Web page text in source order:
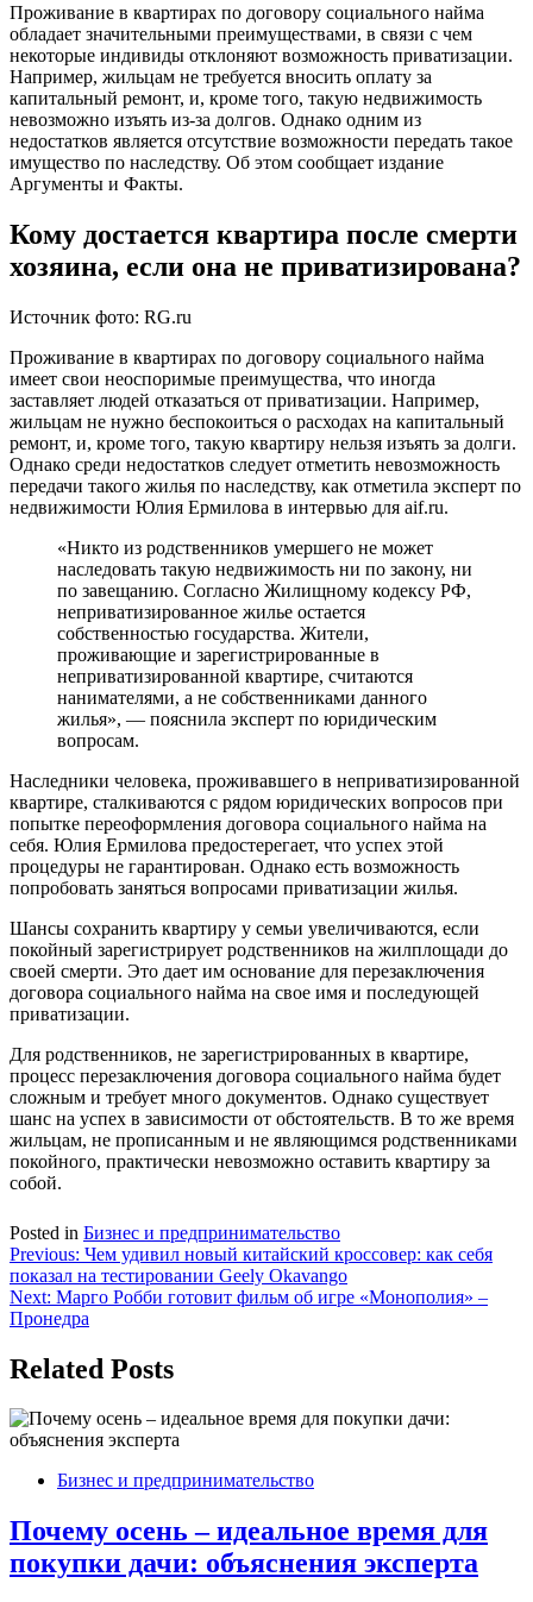
Проживание в квартирах по договору социального найма
обладает значительными преимуществами, в связи с чем
некоторые индивиды отклоняют возможность приватизации.
Например, жильцам не требуется вносить оплату за
капитальный ремонт, и, кроме того, такую недвижимость
невозможно изъять из-за долгов. Однако одним из
недостатков является отсутствие возможности передать такое
имущество по наследству. Об этом сообщает издание
Аргументы и Факты.
Кому достается квартира после смерти
хозяина, если она не приватизирована?
Источник фото: RG.ru
Проживание в квартирах по договору социального найма
имеет свои неоспоримые преимущества, что иногда
заставляет людей отказаться от приватизации. Например,
жильцам не нужно беспокоиться о расходах на капитальный
ремонт, и, кроме того, такую квартиру нельзя изъять за долги.
Однако среди недостатков следует отметить невозможность
передачи такого жилья по наследству, как отметила эксперт по
недвижимости Юлия Ермилова в интервью для aif.ru.
«Никто из родственников умершего не может
наследовать такую недвижимость ни по закону, ни
по завещанию. Согласно Жилищному кодексу РФ,
неприватизированное жилье остается
собственностью государства. Жители,
проживающие и зарегистрированные в
неприватизированной квартире, считаются
нанимателями, а не собственниками данного
жилья», — пояснила эксперт по юридическим
вопросам.
Наследники человека, проживавшего в неприватизированной
квартире, сталкиваются с рядом юридических вопросов при
попытке переоформления договора социального найма на
себя. Юлия Ермилова предостерегает, что успех этой
процедуры не гарантирован. Однако есть возможность
попробовать заняться вопросами приватизации жилья.
Шансы сохранить квартиру у семьи увеличиваются, если
покойный зарегистрирует родственников на жилплощади до
своей смерти. Это дает им основание для перезаключения
договора социального найма на свое имя и последующей
приватизации.
Для родственников, не зарегистрированных в квартире,
процесс перезаключения договора социального найма будет
сложным и требует много документов. Однако существует
шанс на успех в зависимости от обстоятельств. В то же время
жильцам, не прописанным и не являющимся родственниками
покойного, практически невозможно оставить квартиру за
собой.
Posted in Бизнес и предпринимательство
Навигация
по
записям
Previous: Чем удивил новый китайский кроссовер: как себя
показал на тестировании Geely Okаvango
Next: Марго Робби готовит фильм об игре «Монополия» –
Пронедра
Related Posts
Бизнес и предпринимательство
Почему осень – идеальное время для
покупки дачи: объяснения эксперта